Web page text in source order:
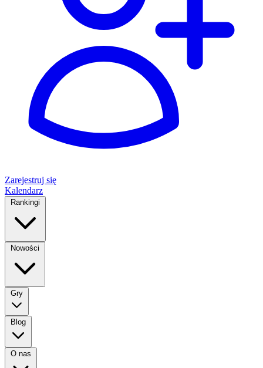
Zarejestruj się
Kalendarz
Rankingi
Nowości
Gry
Blog
O nas